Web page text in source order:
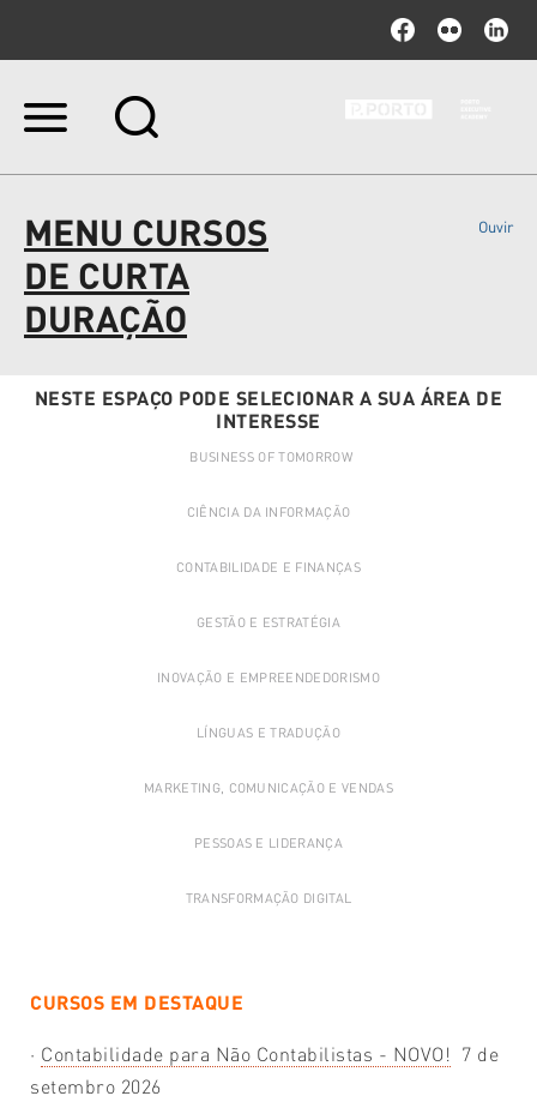
Ir
Ir
para
a
navegação
MENU CURSOS
DE CURTA
DURAÇÃO
Ouvir
NESTE ESPAÇO PODE SELECIONAR A SUA ÁREA DE
INTERESSE
BUSINESS OF TOMORROW
CIÊNCIA DA INFORMAÇÃO
CONTABILIDADE E FINANÇAS
GESTÃO E ESTRATÉGIA
INOVAÇÃO E EMPREENDEDORISMO
LÍNGUAS E TRADUÇÃO
MARKETING, COMUNICAÇÃO E VENDAS
PESSOAS E LIDERANÇA
TRANSFORMAÇÃO DIGITAL
CURSOS EM DESTAQUE
· Contabilidade para Não Contabilistas - NOVO! 7 de
setembro 2026